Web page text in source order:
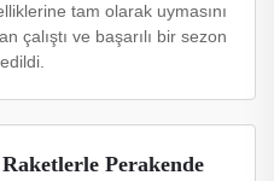
tam olarak uymasını
çalıştı ve başarılı bir sezon
Perakende